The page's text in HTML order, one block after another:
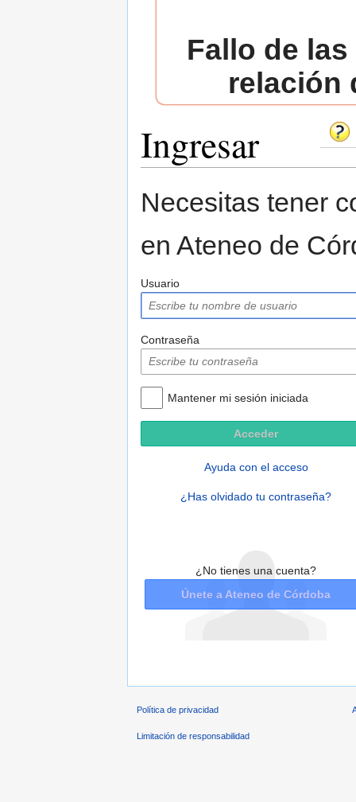
Fallo de
relación
Ingresar
Necesitas tener
en Ateneo de
Usuario
Contraseña
Mantener mi sesión iniciada
Ayuda con el acceso
¿Has olvidado tu contraseña?
¿No tienes una cuenta?
Únete a Ateneo de Córdoba
Política de privacidad
Limitación de responsabilidad